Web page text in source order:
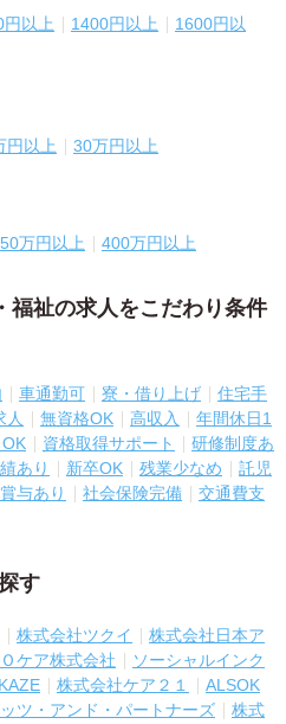
円以上 1400円以上
1600円以
円以上 30万円以上
万円以上 400万円以上
福祉の求人をこだわり条件
車通勤可 寮・借り上げ
住宅手
人 無資格OK 高収入
年間休日1
資格取得サポート
研修制度あ
あり 新卒OK 残業少なめ
託児
与あり 社会保険完備
交通費支
す
株式会社ツクイ
株式会社日本ア
ケア株式会社
ソーシャルインク
株式会社ケア２１
ALSOK
ツ・アンド・パートナーズ
株式